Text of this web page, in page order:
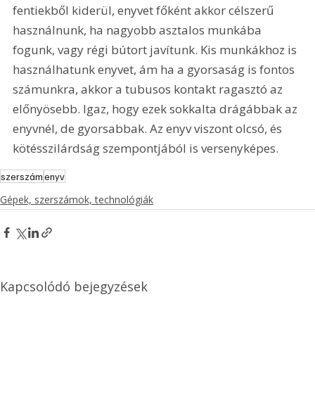
fentiekből kiderül, enyvet főként akkor célszerű
használnunk, ha nagyobb asztalos munkába
fogunk, vagy régi bútort javítunk. Kis munkákhoz is
használhatunk enyvet, ám ha a gyorsaság is fontos
számunkra, akkor a tubusos kontakt ragasztó az
előnyösebb. Igaz, hogy ezek sokkalta drágábbak az
enyvnél, de gyorsabbak. Az enyv viszont olcsó, és
kötésszilárdság szempontjából is versenyképes.
szerszámenyv
Gépek, szerszámok, technológiák
Kapcsolódó bejegyzések